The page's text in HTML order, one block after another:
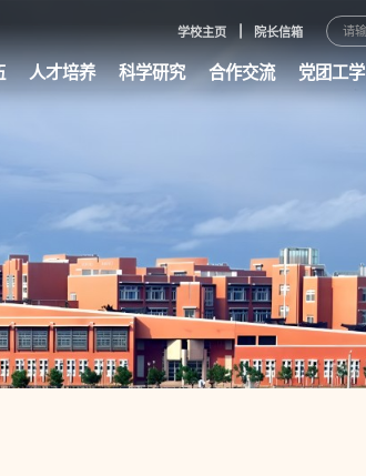
学校主页 院长信箱
人才培养 科学研究 合作交流 党团工学